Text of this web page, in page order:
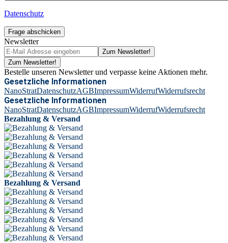
Datenschutz
Frage abschicken
Newsletter
Zum Newsletter!
Zum Newsletter!
Bestelle unseren Newsletter und verpasse keine Aktionen mehr.
Gesetzliche Informationen
NanoStratDatenschutzAGBImpressumWiderrufWiderrufsrecht
Gesetzliche Informationen
NanoStratDatenschutzAGBImpressumWiderrufWiderrufsrecht
Bezahlung & Versand
Bezahlung & Versand